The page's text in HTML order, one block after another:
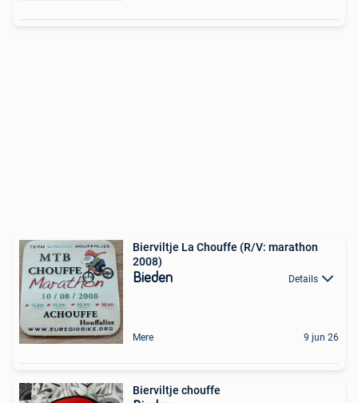
Bierviltje La Chouffe (R/V: marathon
2008)
Bieden Details
Mere 9 jun 26
Bierviltje chouffe